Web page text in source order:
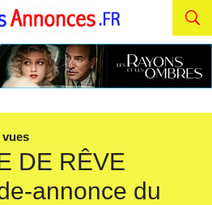
vues
DE RÊVE
annonce du